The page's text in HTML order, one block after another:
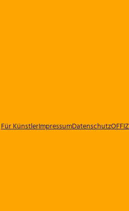
Für KünstlerImpressumDatenschutz